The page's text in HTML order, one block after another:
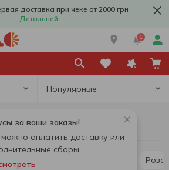
доставка при чеке от 2000 грн
Детальней
1
Популярные
за ваши заказы!
оплатить доставку или
сборы.
Вино
Красное тихое вино
вино